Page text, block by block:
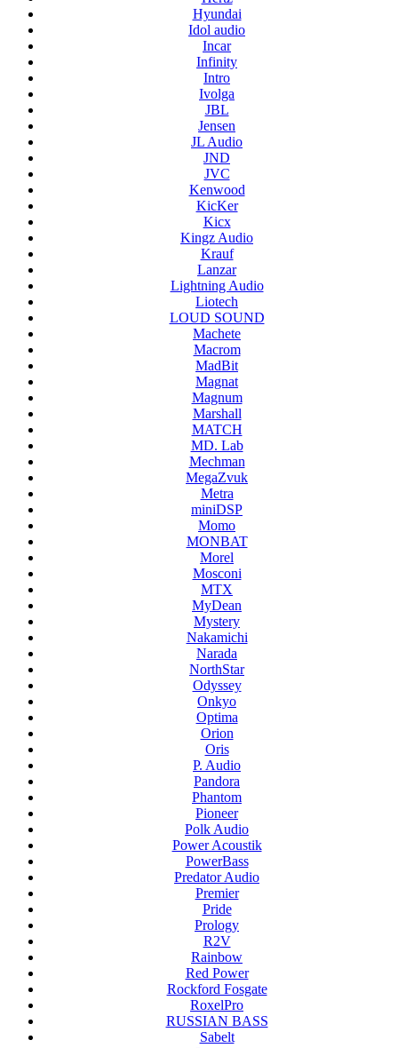
Hyundai
Idol audio
Incar
Infinity
Intro
Ivolga
JBL
Jensen
JL Audio
JND
JVC
Kenwood
KicKer
Kicx
Kingz Audio
Krauf
Lanzar
Lightning Audio
Liotech
LOUD SOUND
Machete
Macrom
MadBit
Magnat
Magnum
Marshall
MATCH
MD. Lab
Mechman
MegaZvuk
Metra
miniDSP
Momo
MONBAT
Morel
Mosconi
MTX
MyDean
Mystery
Nakamichi
Narada
NorthStar
Odyssey
Onkyo
Optima
Orion
Oris
P. Audio
Pandora
Phantom
Pioneer
Polk Audio
Power Acoustik
PowerBass
Predator Audio
Premier
Pride
Prology
R2V
Rainbow
Red Power
Rockford Fosgate
RoxelPro
RUSSIAN BASS
Sabelt